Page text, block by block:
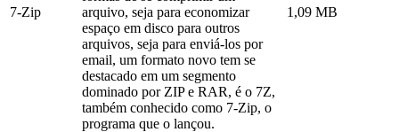
7-Zip
arquivo, seja para economizar
espaço em disco para outros
arquivos, seja para enviá-los por
email, um formato novo tem se
destacado em um segmento
dominado por ZIP e RAR, é o 7Z,
também conhecido como 7-Zip, o
programa que o lançou.
1,09 MB